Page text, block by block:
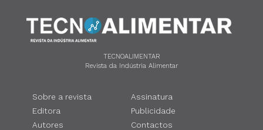
TECNOALIMENTAR
Revista da Indústria Alimentar
Sobre a revista
Editora
Autores
Assinatura
Publicidade
Contactos